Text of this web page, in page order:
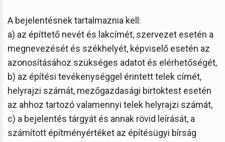
A bejelentésnek tartalmaznia kell:
a) az építtető nevét és lakcímét, szervezet esetén a
megnevezését és székhelyét, képviselő esetén az
azonosításához szükséges adatot és elérhetőségét,
b) az építési tevékenységgel érintett telek címét,
helyrajzi számát, mezőgazdasági birtoktest esetén
az ahhoz tartozó valamennyi telek helyrajzi számát,
c) a bejelentés tárgyát és annak rövid leírását, a
számított építményértéket az építésügyi bírság